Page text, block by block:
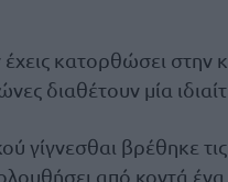
έχεις κατορθώσει στην
διαθέτουν μία
γίγνεσθαι βρέθηκε
από κοντά